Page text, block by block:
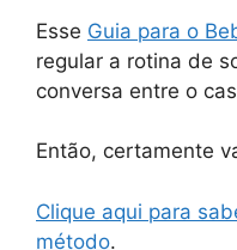
Esse Guia para o
regular a rotina de
conversa entre o
Então, certamente
Clique aqui para
método.